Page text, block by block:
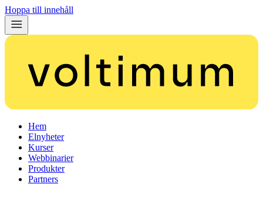
Hoppa till innehåll
Hem
Elnyheter
Kurser
Webbinarier
Produkter
Partners